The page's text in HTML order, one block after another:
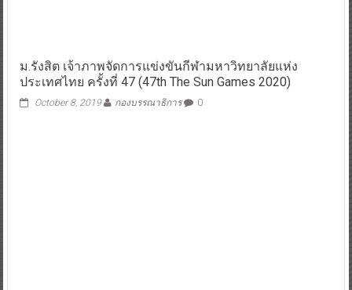
ม.รังสิต เจ้าภาพจัดการแข่งขันกีฬามหาวิทยาลัยแห่ง
ประเทศไทย ครั้งที่ 47 (47th The Sun Games 2020)
October 8, 2019 กองบรรณาธิการ 0